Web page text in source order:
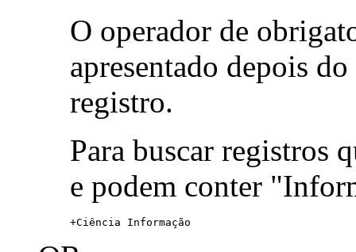
O operador de
apresentado depois
registro.
Para buscar registros
e podem conter
+Ciência Informação